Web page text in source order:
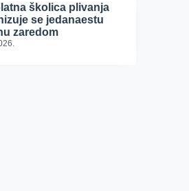
školica plivanja
se jedanaestu
zaredom